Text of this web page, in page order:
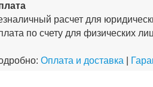
расчет для
по счету для физических
Оплата и доставка